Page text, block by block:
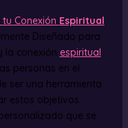
Conexión Espiritual
Diseñado para
la conexión espiritual
personas en el
ser una herramienta
estos objetivos.
que se